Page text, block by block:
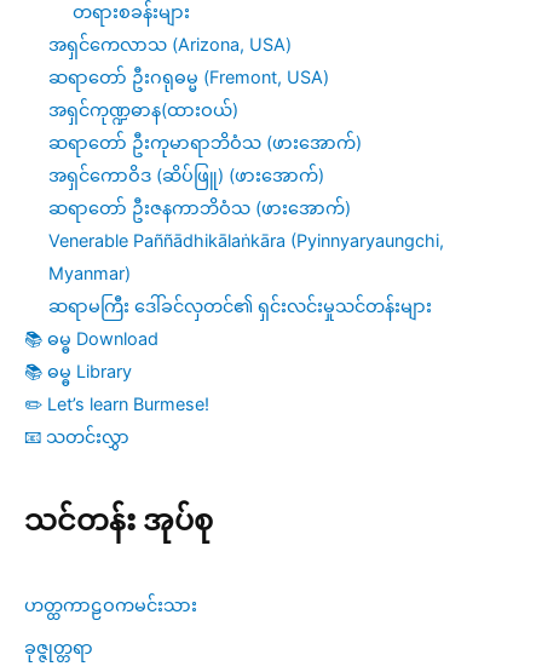
တရားစခန်းများ
အရှင်ကေလာသ (Arizona, USA)
ဆရာတော် ဦးဂရုဓမ္မ (Fremont, USA)
အရှင်ကုဏ္ဍဓာန(ထားဝယ်)
ဆရာတော် ဦးကုမာရာဘိဝံသ (ဖားအောက်)
အရှင်ကောဝိဒ (ဆိပ်ဖြူ) (ဖားအောက်)
ဆရာတော် ဦးဇနကာဘိဝံသ (ဖားအောက်)
Venerable Paññādhikālaṅkāra (Pyinnyaryaungchi,
Myanmar)
ဆရာမကြီး ဒေါ်ခင်လှတင်၏ ရှင်းလင်းမှုသင်တန်းများ
📚 ဓမ္ဓ Download
📚 ဓမ္ဓ Library
✏️ Let’s learn Burmese!
📧 သတင်းလွှာ
သင်တန်း အုပ်စု
ဟတ္ထကာဠဝကမင်းသား
ခုဇ္ဇုတ္တရာ